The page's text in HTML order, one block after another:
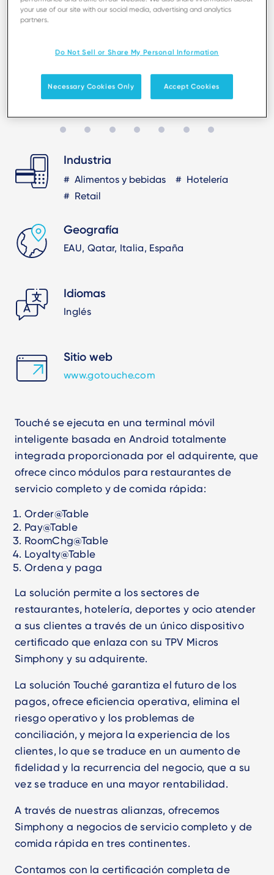
Industria
Alimentos y bebidas
Hotelería
Retail
Geografía
EAU, Qatar, Italia, España
Idiomas
Inglés
Sitio web
www.gotouche.com
Touché se ejecuta en una terminal móvil
inteligente basada en Android totalmente
integrada proporcionada por el adquirente, que
ofrece cinco módulos para restaurantes de
servicio completo y de comida rápida:
Order@Table
Pay@Table
RoomChg@Table
Loyalty@Table
Ordena y paga
La solución permite a los sectores de
restaurantes, hotelería, deportes y ocio atender
a sus clientes a través de un único dispositivo
certificado que enlaza con su TPV Micros
Simphony y su adquirente.
La solución Touché garantiza el futuro de los
pagos, ofrece eficiencia operativa, elimina el
riesgo operativo y los problemas de
conciliación, y mejora la experiencia de los
clientes, lo que se traduce en un aumento de
fidelidad y la recurrencia del negocio, que a su
vez se traduce en una mayor rentabilidad.
A través de nuestras alianzas, ofrecemos
Simphony a negocios de servicio completo y de
comida rápida en tres continentes.
Contamos con la certificación completa de
your use of our site with our social media, advertising and analytics
partners.
Do Not Sell or Share My Personal Information
Necessary Cookies Only Accept Cookies